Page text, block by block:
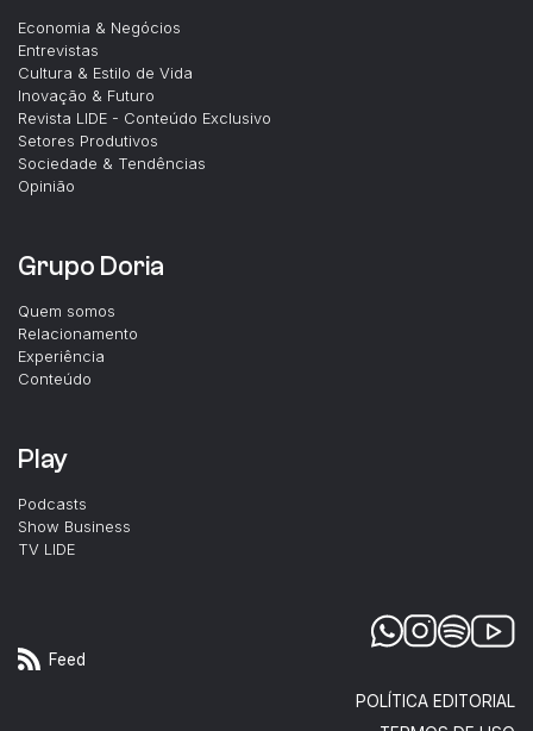
Economia & Negócios
Entrevistas
Cultura & Estilo de Vida
Inovação & Futuro
Revista LIDE - Conteúdo Exclusivo
Setores Produtivos
Sociedade & Tendências
Opinião
Grupo Doria
Quem somos
Relacionamento
Experiência
Conteúdo
Play
Podcasts
Show Business
TV LIDE
Feed
POLÍTICA EDITORIAL